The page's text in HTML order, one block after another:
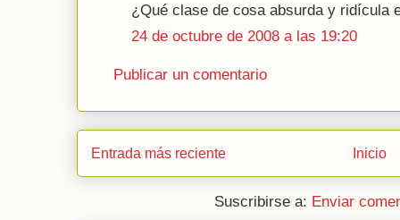
¿Qué clase de cosa absurda y ridícula
24 de octubre de 2008 a las 19:20
Publicar un comentario
Entrada más reciente Inicio
Suscribirse a: Enviar